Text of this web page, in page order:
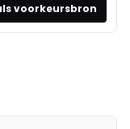
voorkeursbron